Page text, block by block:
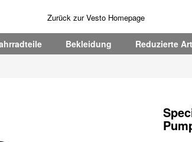
Zurück zur Vesto Homepage
Bekleidung Reduzierte